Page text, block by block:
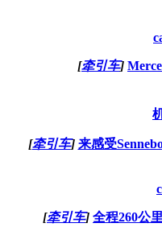
[牵引车]
[牵引车] 来感受
[牵引车] 全程260公